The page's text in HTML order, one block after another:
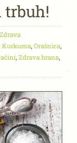
trbuh!
Zdrava
Kurkuma, Orašnica,
, Zdrava hrana,